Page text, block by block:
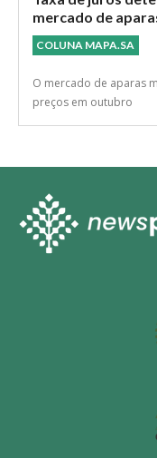
Taxa de juros
COLUNA MAPA.SA
O mercado de aparas